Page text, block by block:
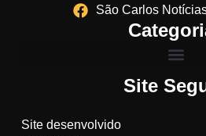
São Carlos
Site
Site desenvolvido